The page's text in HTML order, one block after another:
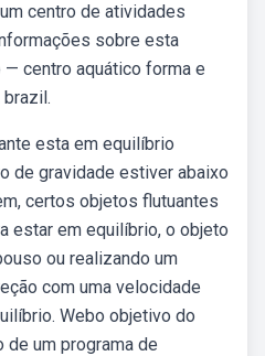
centro de atividades
sobre esta
centro aquático forma e
esta em equilíbrio
de gravidade estiver abaixo
certos objetos flutuantes
estar em equilíbrio, o objeto
ou realizando um
com uma velocidade
Webo objetivo do
um programa de